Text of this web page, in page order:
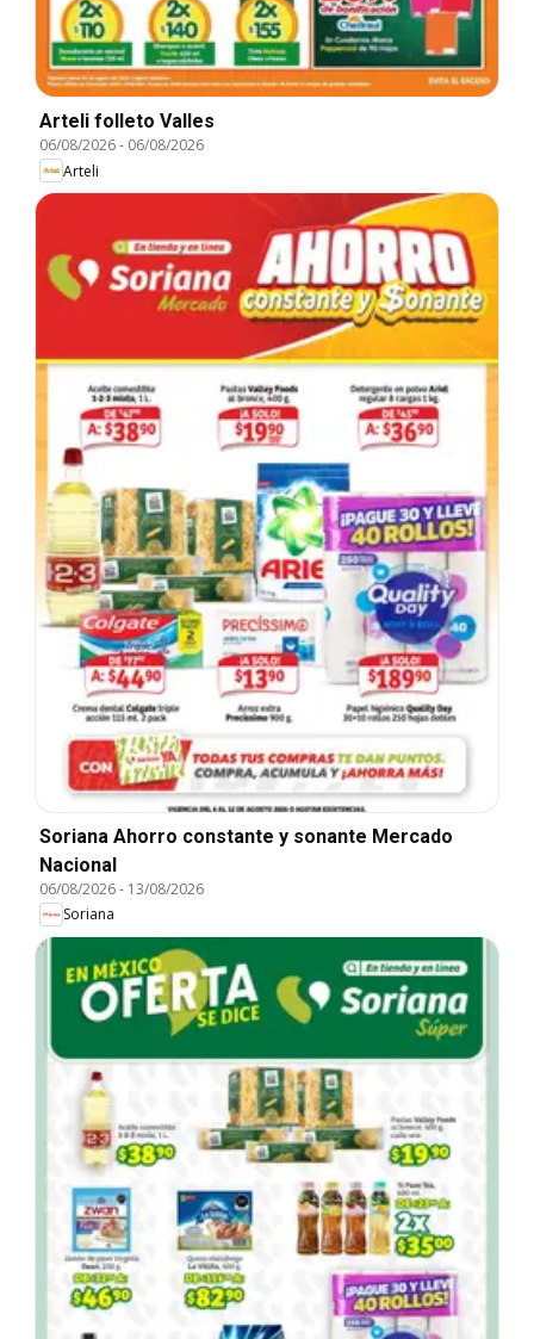
Arteli folleto Valles
06/08/2026- 06/08/2026
Arteli
Soriana Ahorro constante y sonante Mercado
Nacional
06/08/2026- 13/08/2026
Soriana